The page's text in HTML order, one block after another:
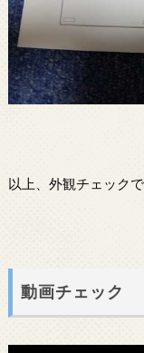
以上、外観チェックで
動画チェック